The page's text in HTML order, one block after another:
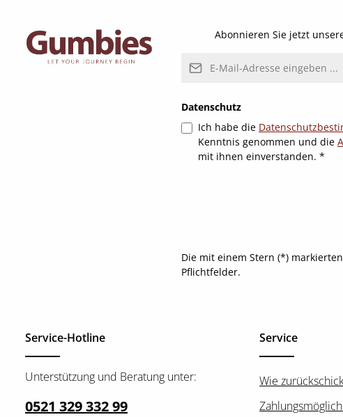
Abonnieren Sie jetzt
E-Mail-Adresse*
Datenschutz
Ich habe die
Kenntnis genommen und die
mit ihnen einverstanden. *
Die mit einem Stern (*)
Pflichtfelder.
Service-Hotline
Unterstützung und Beratung unter:
0521 329 332 99
Service
Wie